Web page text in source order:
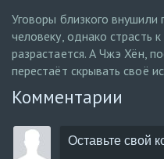
Уговоры близкого внушили
человеку, однако страсть
разрастается. А Чжэ Хён,
перестаёт скрывать своё
Комментарии